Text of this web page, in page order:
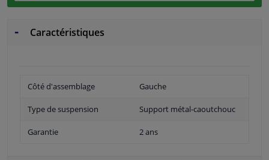
Caractéristiques
Côté d'assemblage Gauche
Type de suspension Support métal-caoutchouc
Garantie 2 ans